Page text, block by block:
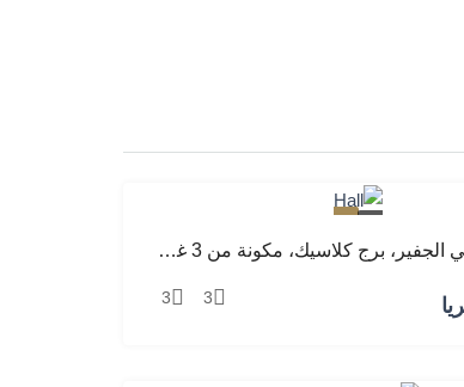
مميز
شقة للإيجار في الجفير، برج كلاسيك، مكونة من 3 غرف نوم، وصالة، ومطبخ
3
3